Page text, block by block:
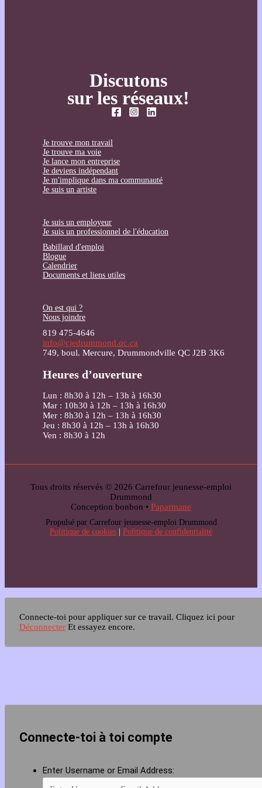
Discutons
sur les réseaux!
Je trouve mon travail
Je trouve ma voie
Je lance mon entreprise
Je deviens indépendant
Je m'implique dans ma communauté
Je suis un artiste
Je suis un employeur
Je suis un professionnel de l'éducation
Babillard d'emploi
Blogue
Calendrier
Documents et liens utiles
On est qui ?
Nous joindre
819 475-4646
info@cjedrummond.qc.ca
749, boul. Mercure, Drummondville QC J2B 3K6
Heures d’ouverture
Lun : 8h30 à 12h – 13h à 16h30
Mar : 10h30 à 12h – 13h à 16h30
Mer : 8h30 à 12h – 13h à 16h30
Jeu : 8h30 à 12h – 13h à 16h30
Ven : 8h30 à 12h
Tous droits réservés © 2026 Carrefour jeunesse-emploi
Drummond
Conception bonbon • Paparmane
Propulsé par Carrefour jeunesse-emploi Drummond
Politique de cookies
Politique de confidentialité
Connecte-toi pour appliquer sur ce travail. Cliquez ici pour
Déconnecter Et essayez encore.
Connecte-toi à toi compte
Enter Username or Email Address: